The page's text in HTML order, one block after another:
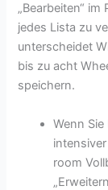
„Bearbeiten“
jedes Lista zu
unterscheidet
bis zu acht
speichern.
Wenn
room